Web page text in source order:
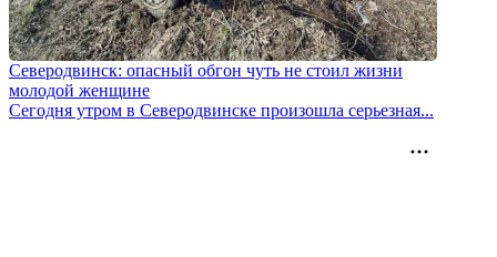
Северодвинск: опасный обгон чуть не стоил жизни
молодой женщине
Сегодня утром в Северодвинске произошла серьезная...